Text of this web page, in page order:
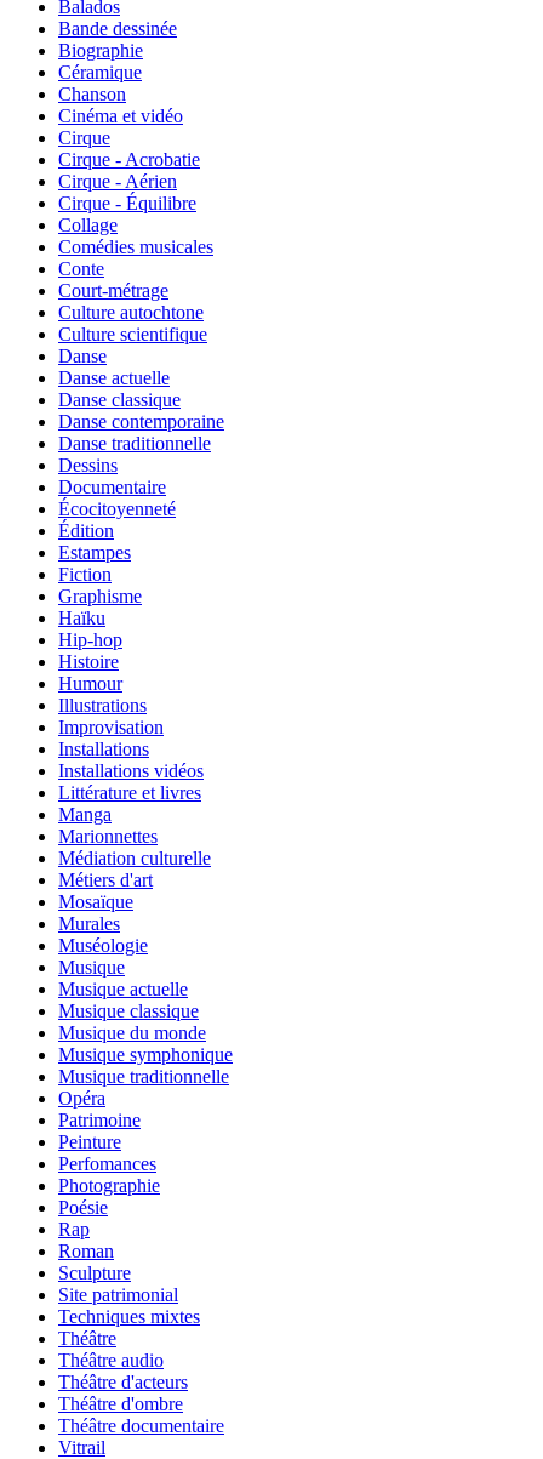
Balados
Bande dessinée
Biographie
Céramique
Chanson
Cinéma et vidéo
Cirque
Cirque - Acrobatie
Cirque - Aérien
Cirque - Équilibre
Collage
Comédies musicales
Conte
Court-métrage
Culture autochtone
Culture scientifique
Danse
Danse actuelle
Danse classique
Danse contemporaine
Danse traditionnelle
Dessins
Documentaire
Écocitoyenneté
Édition
Estampes
Fiction
Graphisme
Haïku
Hip-hop
Histoire
Humour
Illustrations
Improvisation
Installations
Installations vidéos
Littérature et livres
Manga
Marionnettes
Médiation culturelle
Métiers d'art
Mosaïque
Murales
Muséologie
Musique
Musique actuelle
Musique classique
Musique du monde
Musique symphonique
Musique traditionnelle
Opéra
Patrimoine
Peinture
Perfomances
Photographie
Poésie
Rap
Roman
Sculpture
Site patrimonial
Techniques mixtes
Théâtre
Théâtre audio
Théâtre d'acteurs
Théâtre d'ombre
Théâtre documentaire
Vitrail